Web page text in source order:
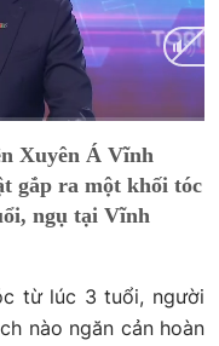
Xuyên Á Vĩnh
gắp ra một khối tóc
ngụ tại Vĩnh
từ lúc 3 tuổi, người
nào ngăn cản hoàn